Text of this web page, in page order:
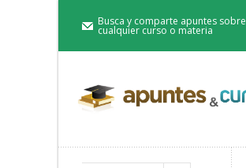
Busca y comparte apuntes sobre
cualquier curso o materia